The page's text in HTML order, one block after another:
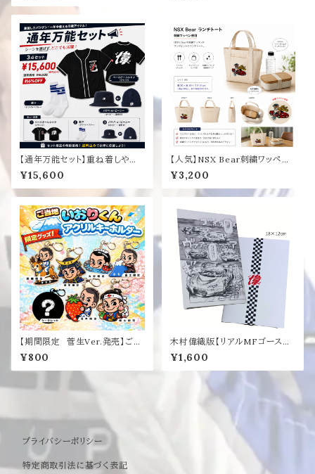
【通年万能セット】重ね着しやす
い！完成セット
¥15,600
【人気】NSX Bear刺繍ワッペン
ランチトートバッグ
¥3,200
【期間限定 菅生Ver.発売】ご当
地いおりくんアクリルキーホルダ
ー
¥800
木村偉織版【リアルMFゴースト】
サインノート
¥1,600
プライバシーポリシー
特定商取引法に基づく表記